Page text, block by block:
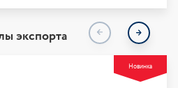
экспорта
Новинка